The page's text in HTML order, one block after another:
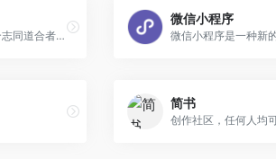
以兴趣主题聚合志同道合者的互动平台，同好网友聚集在这里交流话题。
微信小程序
简书